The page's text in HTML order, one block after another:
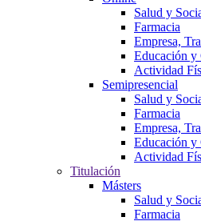
Salud y
Farmacia
Empresa,
Educación y
Actividad
Semipresencial
Salud y
Farmacia
Empresa,
Educación y
Actividad
Titulación
Másters
Salud y
Farmacia